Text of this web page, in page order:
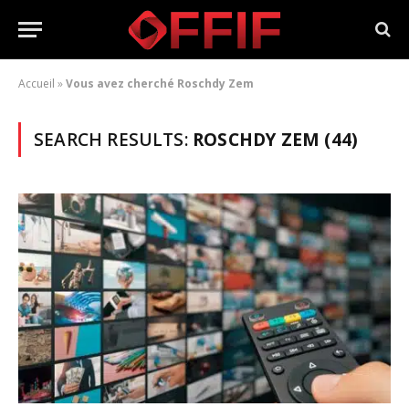
Accueil »Vous avez cherché Roschdy Zem
SEARCH RESULTS: ROSCHDY ZEM (44)